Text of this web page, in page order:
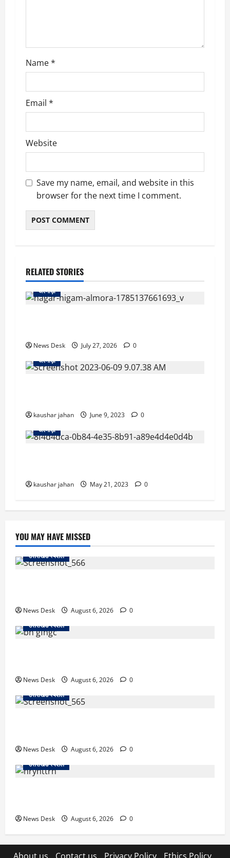
Name*
Email *
Website
Save my name, email, and website in this
browser for the next time I comment.
RELATED STORIES
अल्मोड़ा
News Desk July 27, 2026
0
अल्मोड़ा
kaushar jahan June 9, 2023
0
अल्मोड़ा
kaushar jahan May 21, 2023 0
YOU MAY HAVE MISSED
उत्तराखंड स्पेशल
News Desk August 6, 2026
0
उत्तराखंड स्पेशल
News Desk August 6, 2026
0
उत्तराखंड स्पेशल
News Desk August 6, 2026
0
उत्तराखंड स्पेशल
News Desk August 6, 2026 0